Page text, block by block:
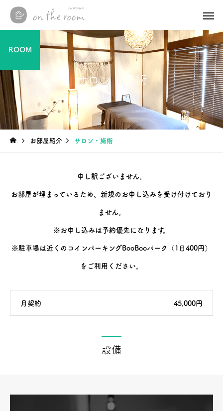
その他
本日4/1(水)より毎週水曜
その他
12/21(日)イチゴマルシ
サロン・施術
ROOM
お部屋紹介 サロン・施術
申し訳ございません。
お部屋が埋まっているため、新規のお申し込みを受け付けており
ません。
※お申し込みは予約優先になります。
※駐車場は近くのコインパーキングBooBooパーク（1日400円）
をご利用ください。
月契約 45,000円
設備